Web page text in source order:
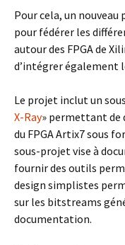
Pour cela, un
pour fédérer les
autour des FPGA de
d’intégrer également
Le projet inclut un
X-Ray» permettant de
du FPGA Artix7 sous
sous-projet vise à
fournir des outils
design simplistes
sur les bitstreams
documentation.